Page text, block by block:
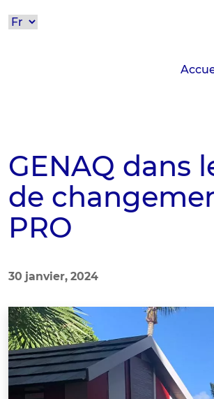
GENAQ dans
de
PRO
30 janvier, 2024